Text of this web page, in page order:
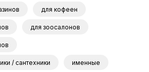
для кофеен
для зоосалонов
/ сантехники именные